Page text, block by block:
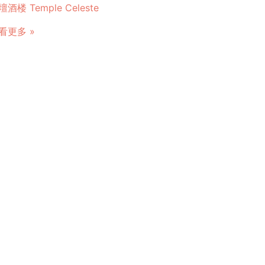
酒楼 Temple Celeste
更多 »